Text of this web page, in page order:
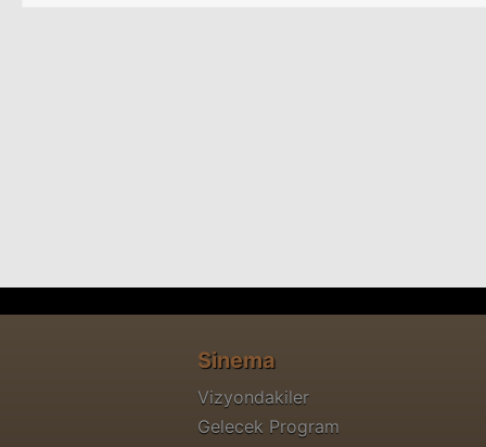
Sinema
Vizyondakiler
Gelecek Program